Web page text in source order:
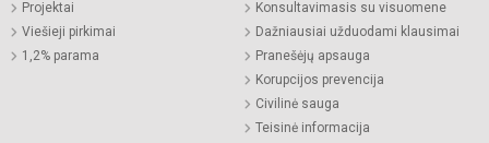
Projektai
Viešieji pirkimai
1,2% parama
Konsultavimasis su visuomene
Dažniausiai užduodami klausimai
Pranešėjų apsauga
Korupcijos prevencija
Civilinė sauga
Teisinė informacija